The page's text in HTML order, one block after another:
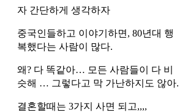
자 간단하게 생각하자
중국인들하고 이야기하면, 80년대 행
복했다는 사람이 많다.
왜? 다 똑같아… 모든 사람들이 다 비
슷해 … 그렇다고 막 가난하지도 않아.
결혼할때는 3가지 사면 되고,,,,